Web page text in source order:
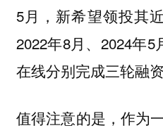
5月，新希望领投其
2022年8月、2024年
在线分别完成三轮融资
值得注意的是，作为